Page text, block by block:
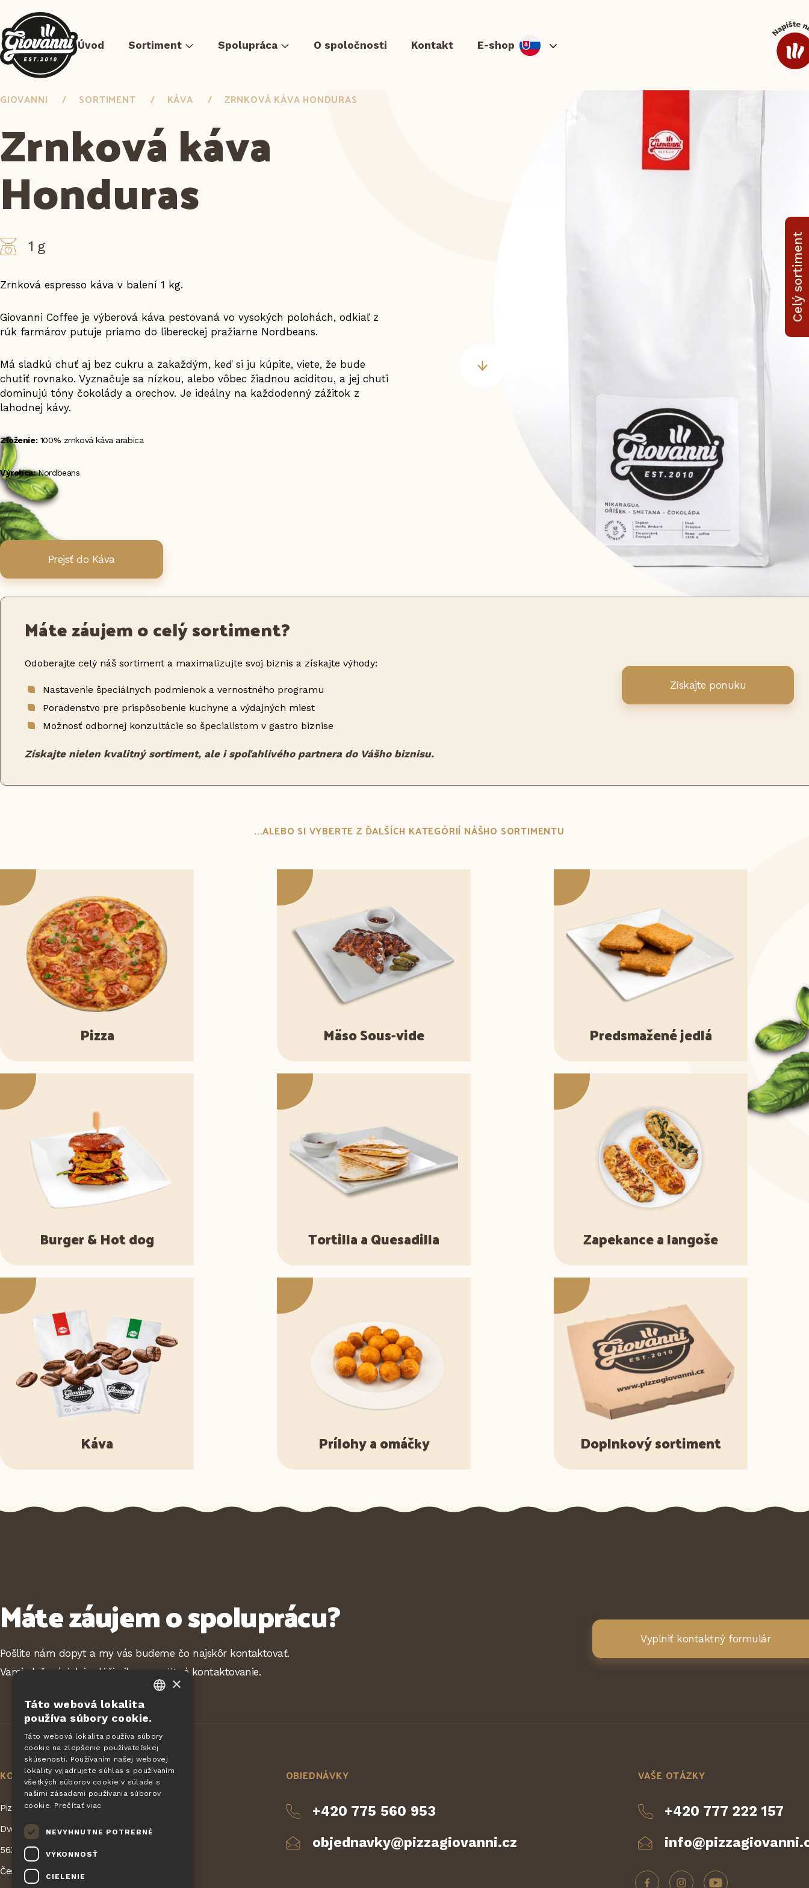
Úvod Sortiment
Mäso Sous-vide
Spolupráca O spoločnosti Kontakt E-shop
Celý sortiment
GIOVANNI SORTIMENT KÁVA ZRNKOVÁ KÁVA HONDURAS
Zrnková káva
Honduras
1 g
Zrnková espresso káva v balení 1 kg.
Giovanni Coffee je výberová káva pestovaná vo vysokých polohách, odkiaľ z
rúk farmárov putuje priamo do libereckej pražiarne Nordbeans.
Má sladkú chuť aj bez cukru a zakaždým, keď si ju kúpite, viete, že bude
chutiť rovnako. Vyznačuje sa nízkou, alebo vôbec žiadnou aciditou, a jej chuti
dominujú tóny čokolády a orechov. Je ideálny na každodenný zážitok z
lahodnej kávy.
Zloženie:100% zrnková káva arabica
Výrobca:Nordbeans
Prejsť do Káva
Máte záujem o celý sortiment?
Odoberajte celý náš sortiment a maximalizujte svoj biznis a získajte výhody:
Nastavenie špeciálnych podmienok a vernostného programu
Poradenstvo pre prispôsobenie kuchyne a výdajných miest
Možnosť odbornej konzultácie so špecialistom v gastro biznise
Získajte nielen kvalitný sortiment, ale i spoľahlivého partnera do Vášho biznisu.
Získajte ponuku
...ALEBO SI VYBERTE Z ĎALŠÍCH KATEGÓRIÍ NÁŠHO SORTIMENTU
Pizza Mäso Sous-vide Predsmažené jedlá
Burger & Hot dog Tortilla a Quesadilla Zapekance a langoše
Káva Prílohy a omáčky Doplnkový sortiment
Máte záujem o spoluprácu?
Pošlite nám dopyt a my vás budeme čo najskôr kontaktovať.
Vami vložené údaje slúžia iba na spätné kontaktovanie.
Vyplniť kontaktný formulár
KONTAKT
Pizza Giovanni - KONET GASTRO s.r.o.
Dvorská 168
563 01 Lanškroun
Česká republika
OBJEDNÁVKY
+420 775 560 953
objednavky@pizzagiovanni.cz
VAŠE OTÁZKY
+420 777 222 157
DE
SLOVAK
×
Táto webová lokalita
používa súbory cookie.
Táto webová lokalita používa súbory
cookie na zlepšenie používateľskej
skúsenosti. Používaním našej webovej
lokality vyjadrujete súhlas s používaním
všetkých súborov cookie v súlade s
našimi zásadami používania súborov
cookie. Prečítať viac
NEVYHNUTNE POTREBNÉ
VÝKONNOSŤ
CIELENIE